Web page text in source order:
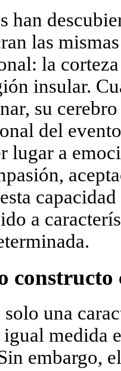
han
las
la
insular.
su
del
lugar a
a
una
medida
embargo,